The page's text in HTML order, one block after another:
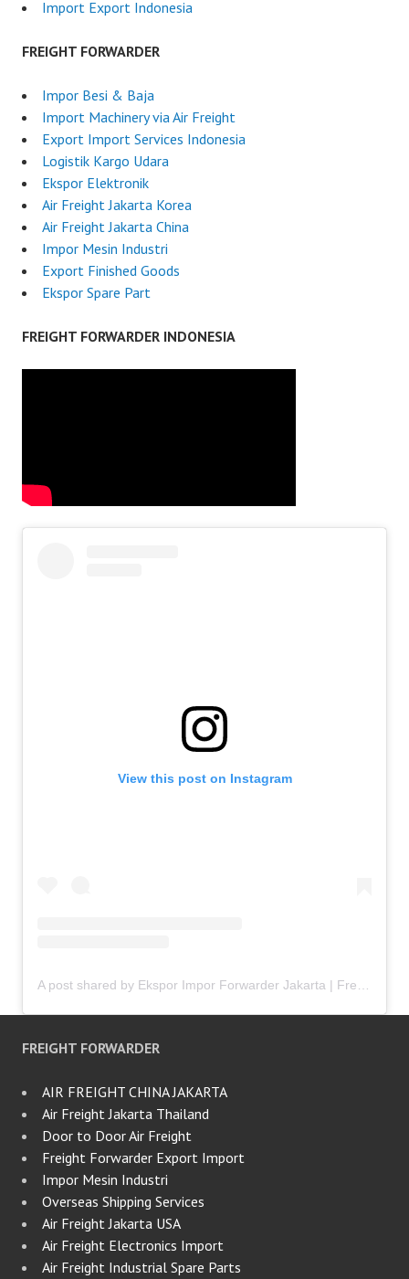
Import Export Indonesia
FREIGHT FORWARDER
Impor Besi & Baja
Import Machinery via Air Freight
Export Import Services Indonesia
Logistik Kargo Udara
Ekspor Elektronik
Air Freight Jakarta Korea
Air Freight Jakarta China
Impor Mesin Industri
Export Finished Goods
Ekspor Spare Part
FREIGHT FORWARDER INDONESIA
View this post on Instagram
FREIGHT FORWARDER
AIR FREIGHT CHINA JAKARTA
Air Freight Jakarta Thailand
Door to Door Air Freight
Freight Forwarder Export Import
Impor Mesin Industri
Overseas Shipping Services
Air Freight Jakarta USA
Air Freight Electronics Import
Air Freight Industrial Spare Parts